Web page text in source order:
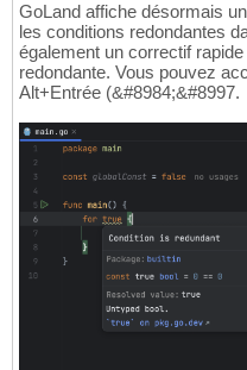
GoLand affiche désormais
les conditions redondantes
également un correctif
redondante. Vous pouvez
Alt+Entrée (&#8984;&#8997.